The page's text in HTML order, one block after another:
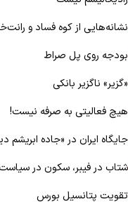
نشانه‌هایی از کوه فساد و
بودجه روی پل صراط
«گزیر» ناگزیر بانکی
هیچ فعالیتی به صرفه نیست!
جایگاه ایران در «جاده ابریشم
شتاب در فیبر، سکون در سیاست
تقویت پتانسیل بورس